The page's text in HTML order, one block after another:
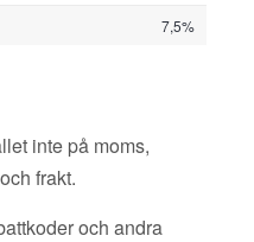
7,5%
inte på moms,
frakt.
och andra